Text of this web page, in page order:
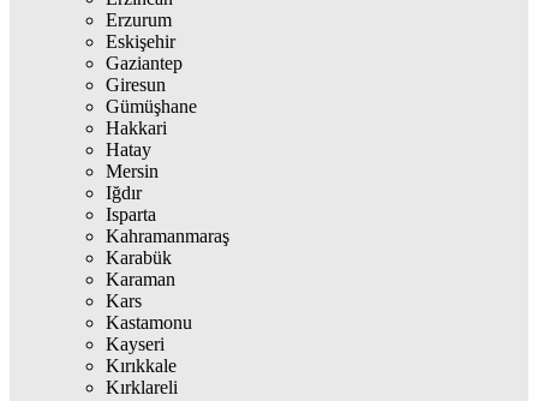
Erzurum
Eskişehir
Gaziantep
Giresun
Gümüşhane
Hakkari
Hatay
Mersin
Iğdır
Isparta
Kahramanmaraş
Karabük
Karaman
Kars
Kastamonu
Kayseri
Kırıkkale
Kırklareli